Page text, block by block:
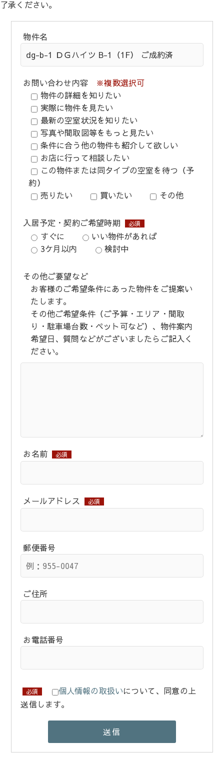
了承ください。
物件名
お問い合わせ内容 ※複数選択可
物件の詳細を知りたい
実際に物件を見たい
最新の空室状況を知りたい
写真や間取図等をもっと見たい
条件に合う他の物件も紹介して欲しい
お店に行って相談したい
この物件または同タイプの空室を待つ（予
約）
売りたい
買いたい その他
入居予定・契約ご希望時期 必須
すぐに
いい物件があれば
3ケ月以内
検討中
その他ご要望など
お客様のご希望条件にあった物件をご提案い
たします。
その他ご希望条件（ご予算・エリア・間取
り・駐車場台数・ペット可など）、物件案内
希望日、質問などがございましたらご記入く
ださい。
お名前 必須
メールアドレス 必須
郵便番号
ご住所
お電話番号
必須 個人情報の取扱いについて、同意の上
送信します。